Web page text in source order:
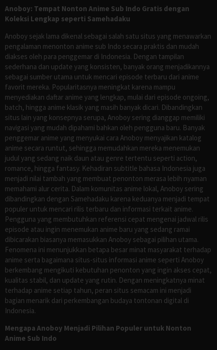
Anoboy: Tempat Nonton Anime Sub Indo Gratis dengan
Koleksi Lengkap seperti Samehadaku
Anoboy sejak lama dikenal sebagai salah satu situs yang menawarkan
pengalaman menonton anime sub Indo secara praktis dan mudah
diakses oleh para penggemar di Indonesia. Dengan tampilan
sederhana dan update yang konsisten, banyak orang menjadikannya
sebagai sumber utama untuk mencari episode terbaru dari anime
favorit mereka. Popularitasnya meningkat karena mampu
menyediakan daftar anime yang lengkap, mulai dari episode ongoing,
batch, hingga anime klasik yang masih banyak dicari. Dibandingkan
situs lain yang konsepnya serupa, Anoboy sering dianggap memiliki
navigasi yang mudah dipahami bahkan oleh pengguna baru. Banyak
penggemar anime yang menyukai cara Anoboy menyajikan katalog
anime secara runtut, sehingga memudahkan mereka menemukan
judul yang sedang naik daun atau genre tertentu seperti action,
romance, hingga fantasy. Kehadiran subtitle bahasa Indonesia juga
menjadi nilai tambah yang membuat penonton merasa lebih nyaman
memahami alur cerita. Dalam komunitas anime lokal, Anoboy sering
dibandingkan dengan Samehadaku karena keduanya menjadi tempat
populer untuk mencari rilis terbaru dan informasi terkait anime.
Pengguna yang membutuhkan referensi cepat mengenai jadwal rilis
episode atau ingin menemukan anime baru yang sedang ramai
dibicarakan biasanya memasukkan Anoboy sebagai pilihan utama.
Fenomena ini menunjukkan betapa besar minat masyarakat terhadap
anime serta bagaimana situs-situs informasi anime seperti Anoboy
berkembang mengikuti kebutuhan penonton yang ingin akses cepat,
kualitas stabil, dan update yang rutin. Dengan meningkatnya minat
terhadap anime setiap tahun, peran situs semacam ini menjadi
bagian menarik dari perkembangan budaya tontonan digital di
Indonesia.
Mengapa Anoboy Menjadi Pilihan Populer untuk Nonton
Anime Sub Indo